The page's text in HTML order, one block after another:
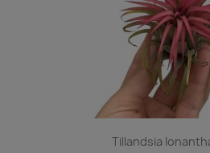
Tillandsia